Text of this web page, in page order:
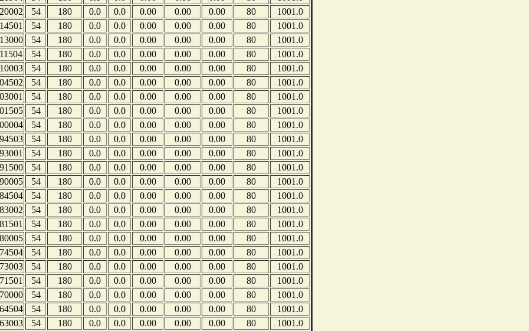
54 180 0.0 0.0 0.00 0.00 0.00 80
1001.0
54 180 0.0 0.0 0.00 0.00 0.00 80
1001.0
54 180 0.0 0.0 0.00 0.00 0.00 80
1001.0
54 180 0.0 0.0 0.00 0.00 0.00 80
1001.0
54 180 0.0 0.0 0.00 0.00 0.00 80
1001.0
54 180 0.0 0.0 0.00 0.00 0.00 80
1001.0
54 180 0.0 0.0 0.00 0.00 0.00 80
1001.0
54 180 0.0 0.0 0.00 0.00 0.00 80
1001.0
54 180 0.0 0.0 0.00 0.00 0.00 80
1001.0
54 180 0.0 0.0 0.00 0.00 0.00 80
1001.0
54 180 0.0 0.0 0.00 0.00 0.00 80
1001.0
54 180 0.0 0.0 0.00 0.00 0.00 80
1001.0
54 180 0.0 0.0 0.00 0.00 0.00 80
1001.0
54 180 0.0 0.0 0.00 0.00 0.00 80
1001.0
54 180 0.0 0.0 0.00 0.00 0.00 80
1001.0
54 180 0.0 0.0 0.00 0.00 0.00 80
1001.0
54 180 0.0 0.0 0.00 0.00 0.00 80
1001.0
54 180 0.0 0.0 0.00 0.00 0.00 80
1001.0
54 180 0.0 0.0 0.00 0.00 0.00 80
1001.0
54 180 0.0 0.0 0.00 0.00 0.00 80
1001.0
54 180 0.0 0.0 0.00 0.00 0.00 80
1001.0
54 180 0.0 0.0 0.00 0.00 0.00 80
1001.0
54 180 0.0 0.0 0.00 0.00 0.00 80
1001.0